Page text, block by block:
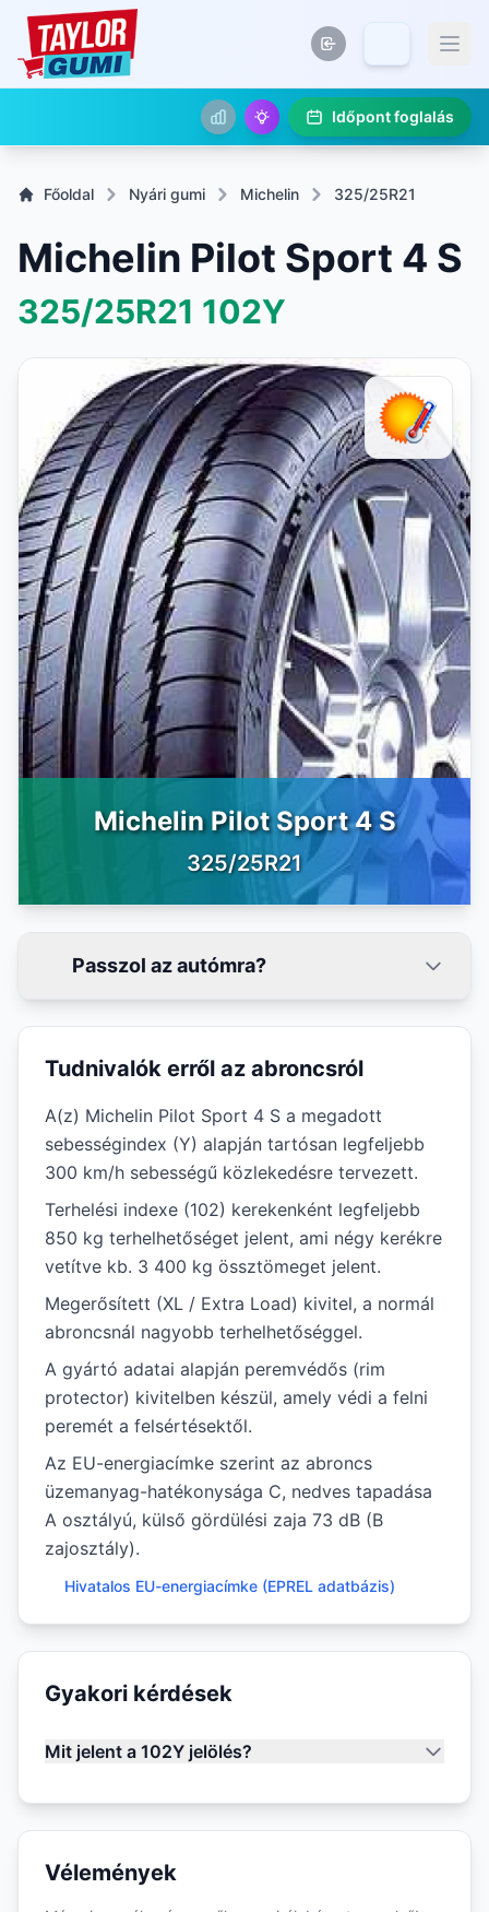
Időpont foglalás
Főoldal Nyári gumi Michelin 325/25R21
Michelin Pilot Sport 4 S
325/25R21 102Y
Michelin Pilot Sport 4 S
325/25R21
Passzol az autómra?
Tudnivalók erről az abroncsról
A(z) Michelin Pilot Sport 4 S a megadott
sebességindex (Y) alapján tartósan legfeljebb
300 km/h sebességű közlekedésre tervezett.
Terhelési indexe (102) kerekenként legfeljebb
850 kg terhelhetőséget jelent, ami négy kerékre
vetítve kb. 3 400 kg össztömeget jelent.
Megerősített (XL / Extra Load) kivitel, a normál
abroncsnál nagyobb terhelhetőséggel.
A gyártó adatai alapján peremvédős (rim
protector) kivitelben készül, amely védi a felni
peremét a felsértésektől.
Az EU-energiacímke szerint az abroncs
üzemanyag-hatékonysága C, nedves tapadása
A osztályú, külső gördülési zaja 73 dB (B
zajosztály).
Hivatalos EU-energiacímke (EPREL adatbázis)
Gyakori kérdések
Mit jelent a 102Y jelölés?
Vélemények